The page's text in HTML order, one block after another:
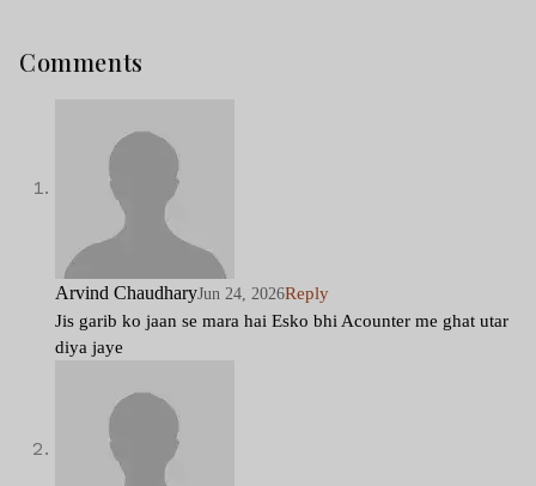
Comments
Arvind ChaudharyJun 24, 2026Reply
Jis garib ko jaan se mara hai Esko bhi Acounter me ghat utar
diya jaye